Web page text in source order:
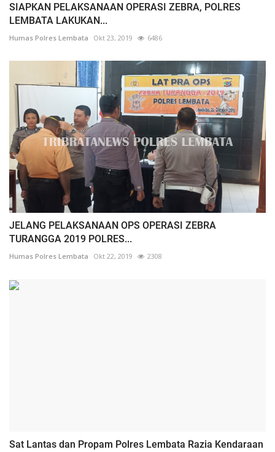
SIAPKAN PELAKSANAAN OPERASI ZEBRA, POLRES
LEMBATA LAKUKAN...
Humas Polres Lembata Okt 23, 2019 6486
JELANG PELAKSANAAN OPS OPERASI ZEBRA
TURANGGA 2019 POLRES...
Humas Polres Lembata Okt 22, 2019 2308
Sat Lantas dan Propam Polres Lembata Razia Kendaraan